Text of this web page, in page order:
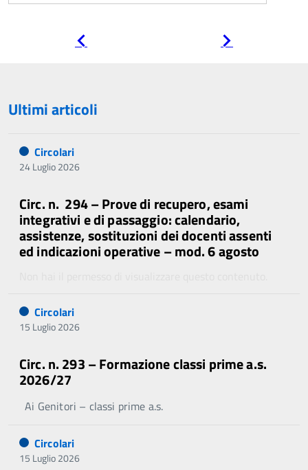
Ultimi articoli
Circolari
24 Luglio 2026
Circ. n. 294 – Prove di recupero, esami
integrativi e di passaggio: calendario,
assistenze, sostituzioni dei docenti assenti
ed indicazioni operative – mod. 6 agosto
Circolari
15 Luglio 2026
Circ. n. 293 – Formazione classi prime a.s.
2026/27
Ai Genitori – classi prime a.s.
Circolari
15 Luglio 2026